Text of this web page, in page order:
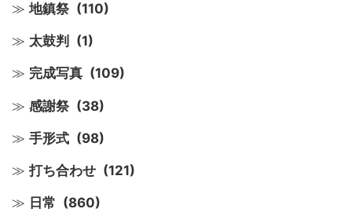
地鎮祭 (110)
太鼓判 (1)
完成写真 (109)
感謝祭 (38)
手形式 (98)
打ち合わせ (121)
日常 (860)